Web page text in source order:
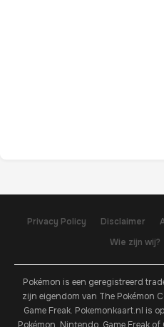
Privacy Policy Disclaimer
Wie zijn wij?
Pokémon is een geregistreerd
zijn eigendom van The Pokémon
Game Freak. Pokemonkaart.nl is